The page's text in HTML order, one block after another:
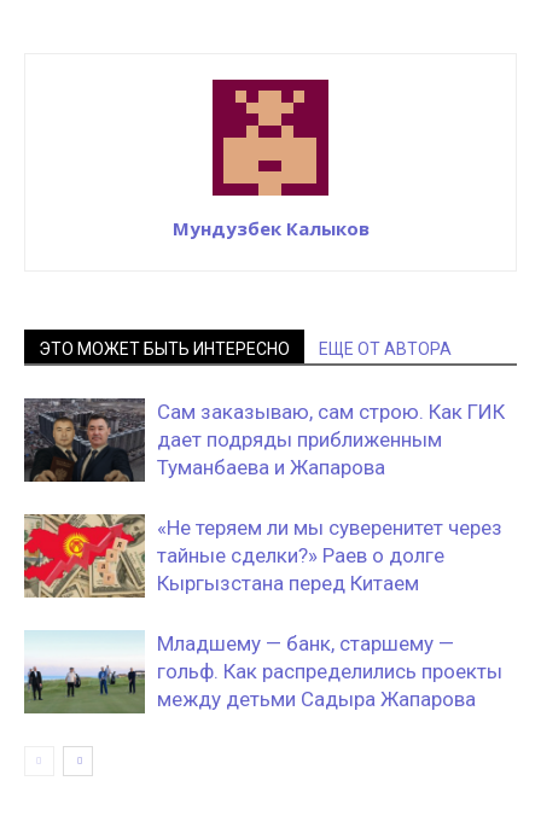
Мундузбек Калыков
ЭТО МОЖЕТ БЫТЬ ИНТЕРЕСНО ЕЩЕ ОТ АВТОРА
Сам заказываю, сам строю. Как ГИК
дает подряды приближенным
Туманбаева и Жапарова
«Не теряем ли мы суверенитет через
тайные сделки?» Раев о долге
Кыргызстана перед Китаем
Младшему — банк, старшему —
гольф. Как распределились проекты
между детьми Садыра Жапарова